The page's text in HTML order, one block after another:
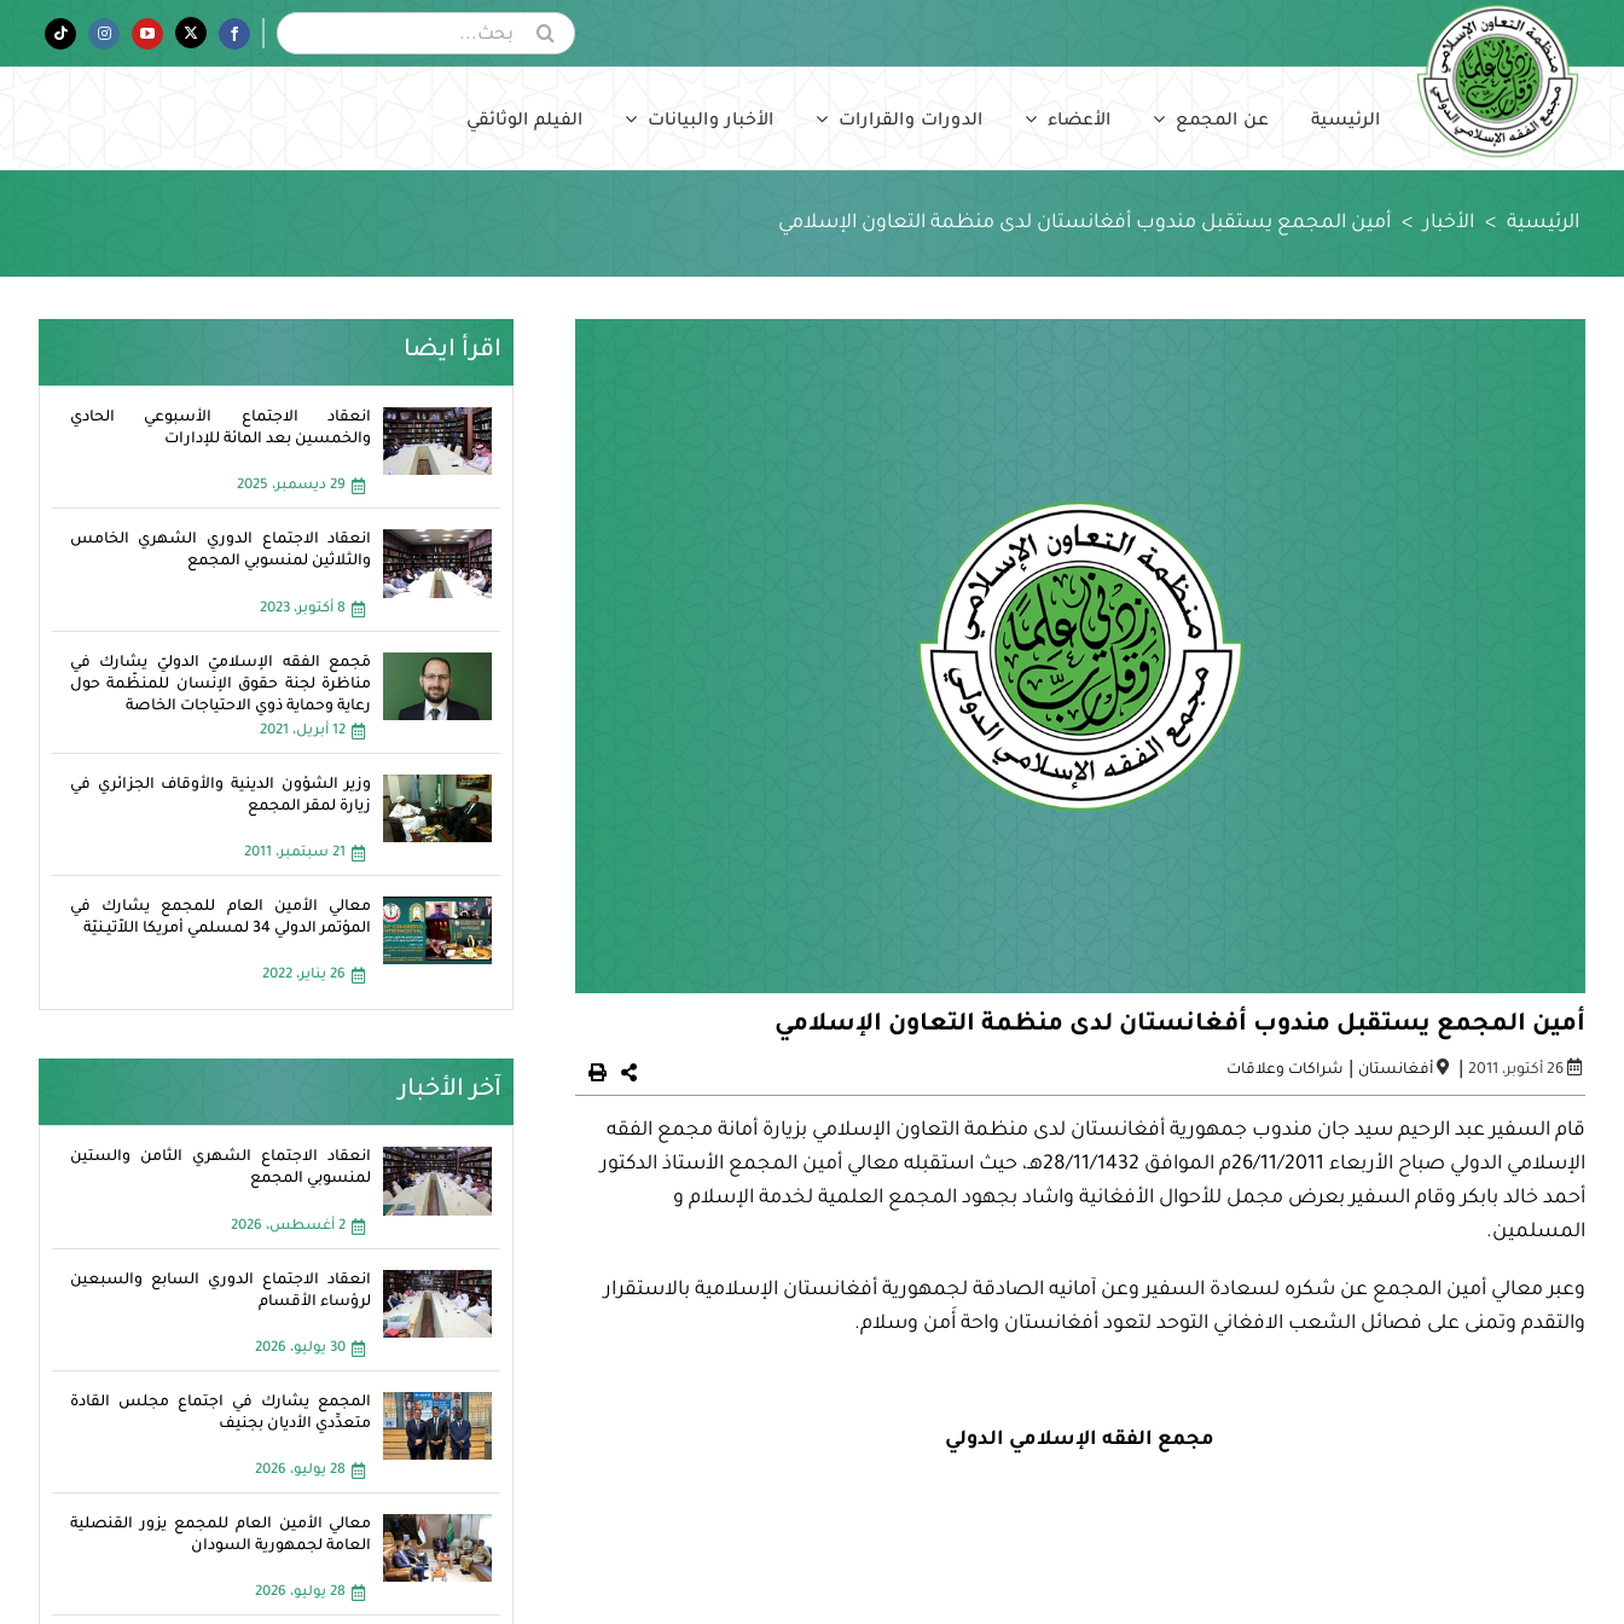
content
البحث
عن:
Facebook
Twitter
YouTube
Instagram
Tiktok
الرئيسية عن المجمع الأعضاء الدورات والقرارات الأخبار والبيانات الفيلم الوثائقي
الرئيسية > الأخبار > أمين المجمع يستقبل مندوب أفغانستان لدى منظمة التعاون الإسلامي
أمين المجمع يستقبل مندوب أفغانستان لدى منظمة التعاون الإسلامي
26 أكتوبر، 2011 | أفغانستان شراكات وعلاقات
قام السفير عبد الرحيم سيد جان مندوب جمهورية أفغانستان لدى منظمة التعاون الإسلامي بزيارة أمانة مجمع الفقه
الإسلامي الدولي صباح الأربعاء 26/11/2011م الموافق 28/11/1432هـ، حيث استقبله معالي أمين المجمع الأستاذ الدكتور
أحمد خالد بابكر وقام السفير بعرض مجمل للأحوال الأفغانية واشاد بجهود المجمع العلمية لخدمة الإسلام و
المسلمين.
وعبر معالي أمين المجمع عن شكره لسعادة السفير وعن آمانيه الصادقة لجمهورية أفغانستان الإسلامية بالاستقرار
والتقدم وتمنى على فصائل الشعب الافغاني التوحد لتعود أفغانستان واحة أَمن وسلام.
مجمع الفقه الإسلامي الدولي
اقرأ ايضا
انعقاد الاجتماع الأسبوعي الحادي
والخمسين بعد المائة للإدارات
29 ديسمبر، 2025
انعقاد الاجتماع الدوري الشهري الخامس
والثلاثين لمنسوبي المجمع
8 أكتوبر، 2023
مَجمع الفقه الإسلاميّ الدوليّ يشارك في
مناظرة لجنة حقوق الإنسان للمنظّمة حول
رعاية وحماية ذوي الاحتياجات الخاصة
12 أبريل، 2021
وزير الشؤون الدينية والأوقاف الجزائري في
زيارة لمقر المجمع
21 سبتمبر، 2011
معالي الأمين العام للمجمع يشارك في
المؤتمر الدولي 34 لمسلمي أمريكا اللاّتيـنيّة
26 يناير، 2022
آخر الأخبار
انعقاد الاجتماع الشهري الثامن والستين
لمنسوبي المجمع
2 أغسطس، 2026
انعقاد الاجتماع الدوري السابع والسبعين
لرؤساء الأقسام
30 يوليو، 2026
المجمع يشارك في اجتماع مجلس القادة
متعدِّدي الأديان بجنيف
28 يوليو، 2026
معالي الأمين العام للمجمع يزور القنصلية
العامة لجمهورية السودان
28 يوليو، 2026